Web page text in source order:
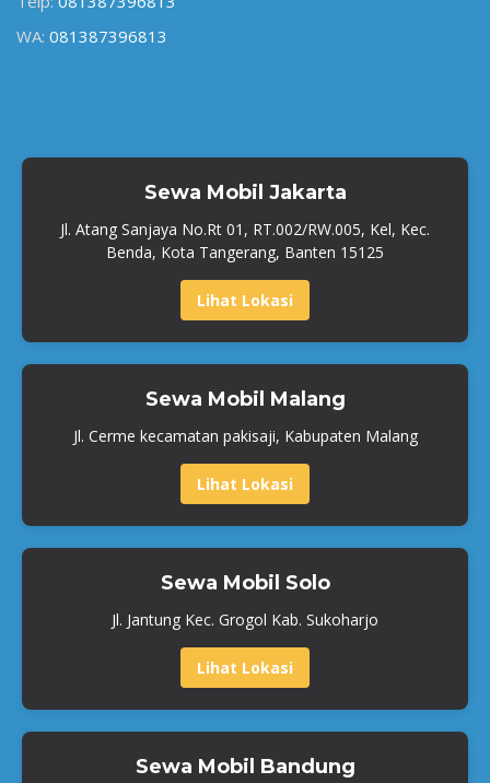
WA: 081387396813
Sewa Mobil Jakarta
Jl. Atang Sanjaya No.Rt 01, RT.002/RW.005, Kel, Kec.
Benda, Kota Tangerang, Banten 15125
Lihat Lokasi
Sewa Mobil Malang
Jl. Cerme kecamatan pakisaji, Kabupaten Malang
Lihat Lokasi
Sewa Mobil Solo
Jl. Jantung Kec. Grogol Kab. Sukoharjo
Lihat Lokasi
Sewa Mobil Bandung